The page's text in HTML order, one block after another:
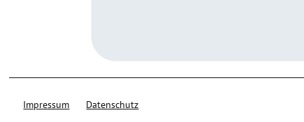
Impressum Datenschutz